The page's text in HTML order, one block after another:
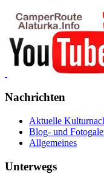
Nachrichten
Aktuelle
Blog- und
Allgemeines
Unterwegs